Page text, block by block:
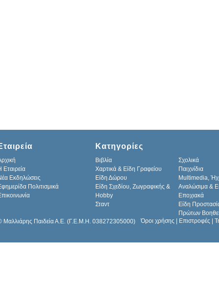
Εταιρεία
Εκδηλώσεις
Πολιτισμικά
Κατηγορίες
Βιβλία
Σχολικά
Χαρτικά & Είδη Γραφείου
Παιχνίδια
Είδη Δώρου
Multimedia,
Είδη Σχεδίου, Ζωγραφικής &
Hobby
Αναλώσιμα &
Εποχιακά
Σταντ
Είδη
Πρώτων
Μαλλιάρης Παιδεία Α.Ε. (Γ.Ε.Μ.Η. 038272305000)
Όροι χρήσης Επιστροφές